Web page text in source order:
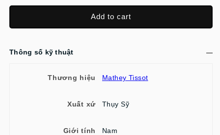
Add to cart
Thông số kỹ thuật
Thương hiệu Mathey Tissot
Xuất xứ Thụy Sỹ
Giới tính Nam